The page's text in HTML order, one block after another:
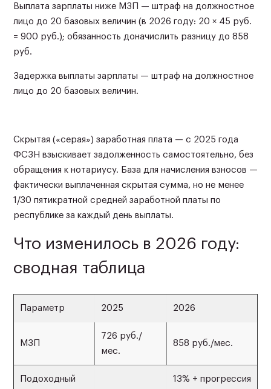
Выплата зарплаты ниже МЗП — штраф на должностное
лицо до 20 базовых величин (в 2026 году: 20 × 45 руб.
= 900 руб.); обязанность доначислить разницу до 858
руб.
Задержка выплаты зарплаты — штраф на должностное
лицо до 20 базовых величин.
Скрытая («серая») заработная плата — с 2025 года
ФСЗН взыскивает задолженность самостоятельно, без
обращения к нотариусу. База для начисления взносов —
фактически выплаченная скрытая сумма, но не менее
1/30 пятикратной средней заработной платы по
республике за каждый день выплаты.
Что изменилось в 2026 году:
сводная таблица
Параметр 2025 2026
МЗП
726 руб./
мес.
858 руб./мес.
Подоходный
13% + прогрессия